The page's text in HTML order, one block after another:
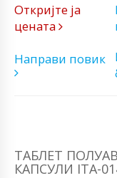
Откријте ја
цената
Направи повик
ТАБЛЕТ
КАПСУЛИ ITA-